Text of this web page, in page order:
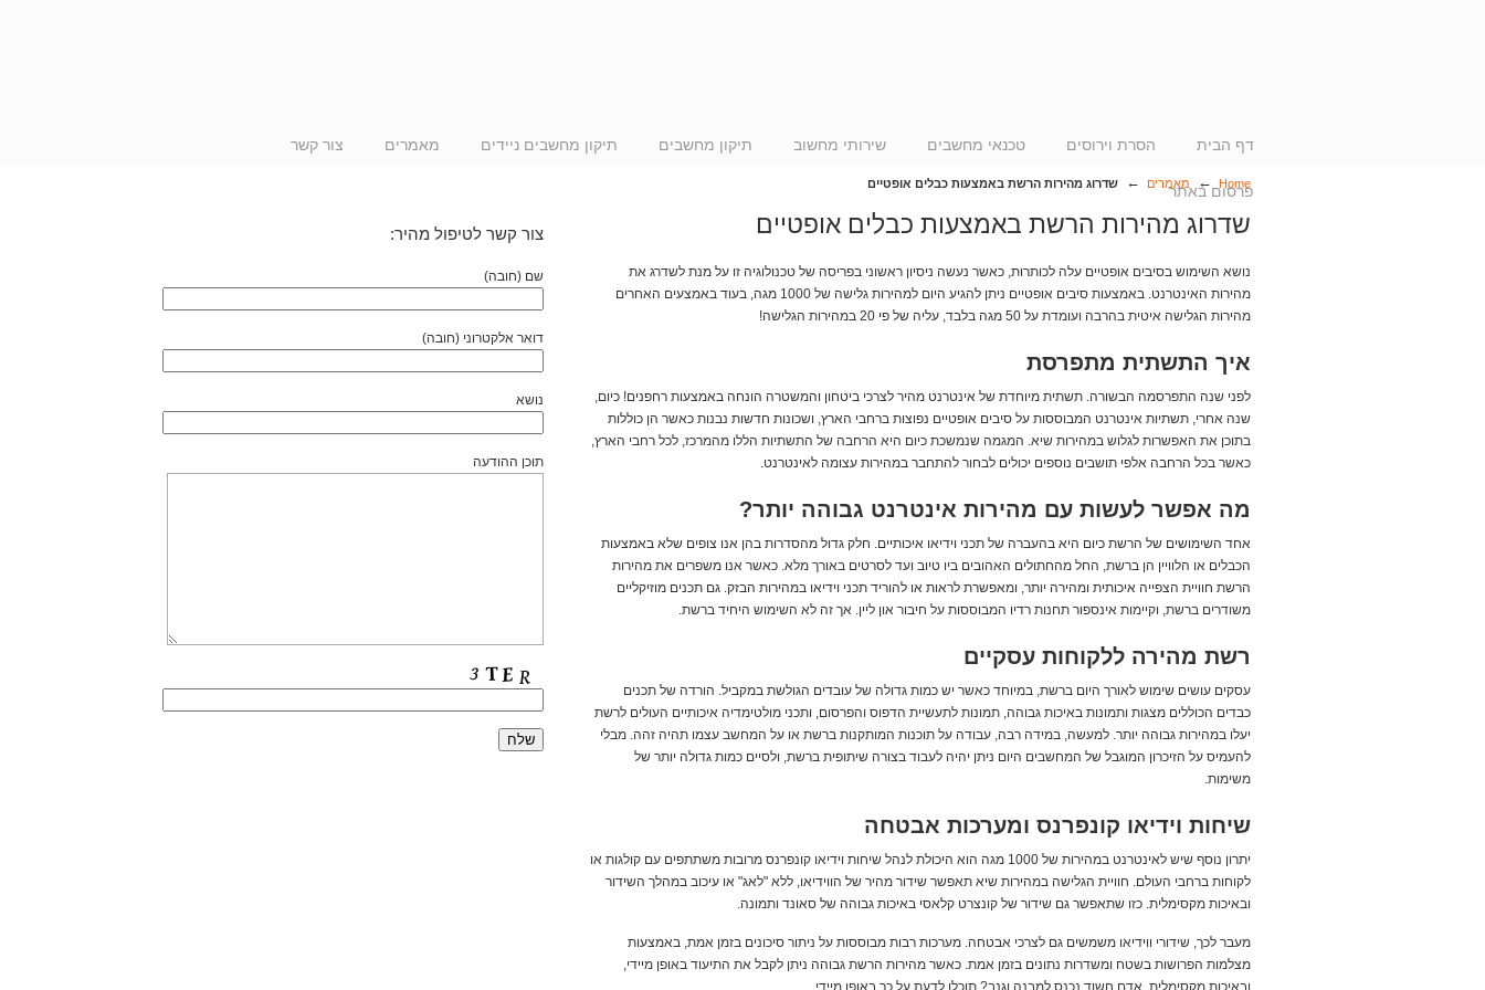
דף הבית הסרת וירוסים טכנאי מחשבים שירותי מחשוב תיקון מחשבים תיקון מחשבים ניידים מאמרים צור קשר
פרסום באתר
Home
← מאמרים ← שדרוג מהירות הרשת באמצעות כבלים אופטיים
שדרוג מהירות הרשת באמצעות כבלים אופטיים
נושא השימוש בסיבים אופטיים עלה לכותרות, כאשר נעשה ניסיון ראשוני בפריסה של טכנולוגיה זו על מנת לשדרג את
מהירות האינטרנט. באמצעות סיבים אופטיים ניתן להגיע היום למהירות גלישה של 1000 מגה, בעוד באמצעים האחרים
מהירות הגלישה איטית בהרבה ועומדת על 50 מגה בלבד, עליה של פי 20 במהירות הגלישה!
איך התשתית מתפרסת
לפני שנה התפרסמה הבשורה. תשתית מיוחדת של אינטרנט מהיר לצרכי ביטחון והמשטרה הונחה באמצעות רחפנים! כיום,
שנה אחרי, תשתיות אינטרנט המבוססות על סיבים אופטיים נפוצות ברחבי הארץ, ושכונות חדשות נבנות כאשר הן כוללות
בתוכן את האפשרות לגלוש במהירות שיא. המגמה שנמשכת כיום היא הרחבה של התשתיות הללו מהמרכז, לכל רחבי הארץ,
כאשר בכל הרחבה אלפי תושבים נוספים יכולים לבחור להתחבר במהירות עצומה לאינטרנט.
מה אפשר לעשות עם מהירות אינטרנט גבוהה יותר?
אחד השימושים של הרשת כיום היא בהעברה של תכני וידיאו איכותיים. חלק גדול מהסדרות בהן אנו צופים שלא באמצעות
הכבלים או הלוויין הן ברשת, החל מהחתולים האהובים ביו טיוב ועד לסרטים באורך מלא. כאשר אנו משפרים את מהירות
הרשת חוויית הצפייה איכותית ומהירה יותר, ומאפשרת לראות או להוריד תכני וידיאו במהירות הבזק. גם תכנים מוזיקליים
משודרים ברשת, וקיימות אינספור תחנות רדיו המבוססות על חיבור און ליין. אך זה לא השימוש היחיד ברשת.
רשת מהירה ללקוחות עסקיים
עסקים עושים שימוש לאורך היום ברשת, במיוחד כאשר יש כמות גדולה של עובדים הגולשת במקביל. הורדה של תכנים
כבדים הכוללים מצגות ותמונות באיכות גבוהה, תמונות לתעשיית הדפוס והפרסום, ותכני מולטימדיה איכותיים העולים לרשת
יעלו במהירות גבוהה יותר. למעשה, במידה רבה, עבודה על תוכנות המותקנות ברשת או על המחשב עצמו תהיה זהה. מבלי
להעמיס על הזיכרון המוגבל של המחשבים היום ניתן יהיה לעבוד בצורה שיתופית ברשת, ולסיים כמות גדולה יותר של
משימות.
שיחות וידיאו קונפרנס ומערכות אבטחה
יתרון נוסף שיש לאינטרנט במהירות של 1000 מגה הוא היכולת לנהל שיחות וידיאו קונפרנס מרובות משתתפים עם קולגות או
לקוחות ברחבי העולם. חוויית הגלישה במהירות שיא תאפשר שידור מהיר של הווידיאו, ללא "לאג" או עיכוב במהלך השידור
ובאיכות מקסימלית. כזו שתאפשר גם שידור של קונצרט קלאסי באיכות גבוהה של סאונד ותמונה.
מעבר לכך, שידורי ווידיאו משמשים גם לצרכי אבטחה. מערכות רבות מבוססות על ניתור סיכונים בזמן אמת, באמצעות
מצלמות הפרושות בשטח ומשדרות נתונים בזמן אמת. כאשר מהירות הרשת גבוהה ניתן לקבל את התיעוד באופן מיידי,
ובאיכות מקסימלית. אדם חשוד נכנס למבנה וגנב? תוכלו לדעת על כך באופן מיידי.
צור קשר לטיפול מהיר:
שם (חובה)
דואר אלקטרוני (חובה)
נושא
תוכן ההודעה